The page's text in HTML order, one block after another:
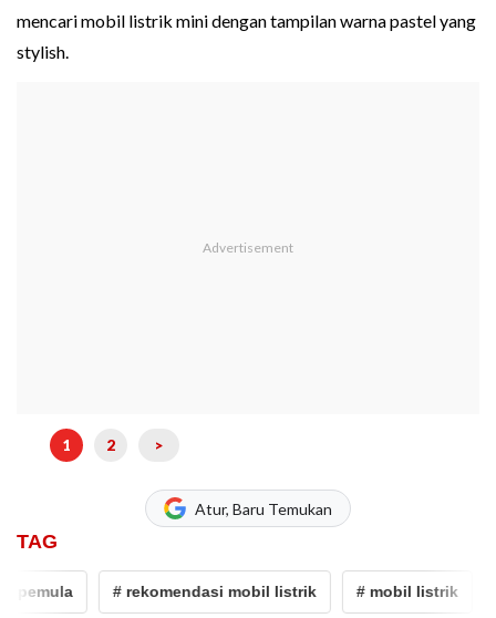
mencari mobil listrik mini dengan tampilan warna pastel yang
stylish.
1 2 >
Atur, Baru Temukan
TAG
# rekomendasi mobil listrik # mobil listrik